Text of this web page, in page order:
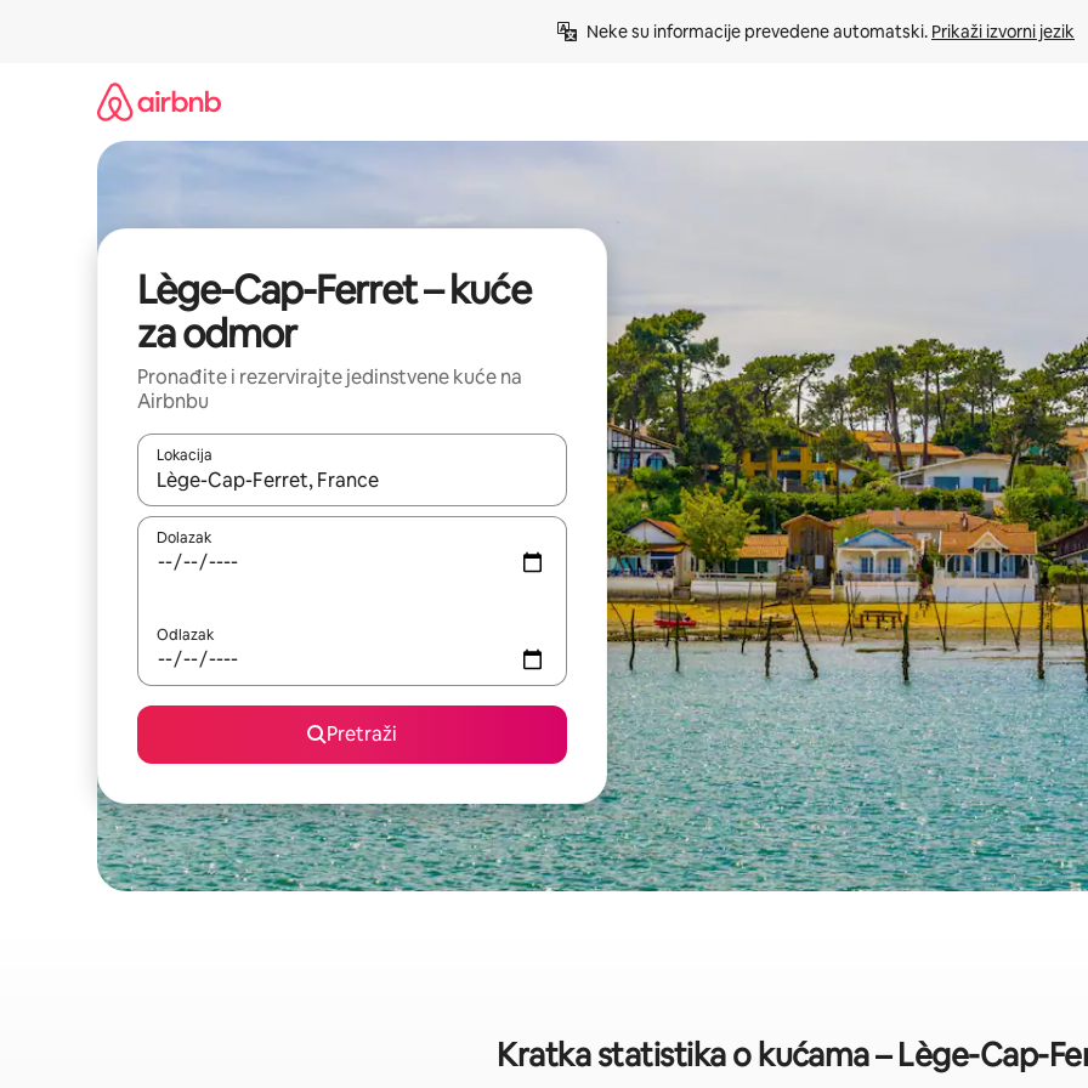
Neke su informacije prevedene automatski. Prikaži izvorni jezik
Lège-Cap-Ferret – kuće
za odmor
Pronađite i rezervirajte jedinstvene kuće na
Airbnbu
Lokacija
Kada budu dostupni rezultati, moći ćete ih pregledati koristeći se strelicama prema gore i prema dolje, kao i dodirom
Dolazak
Odlazak
Pretraži
Kratka statistika o kućama – Lège-Cap-